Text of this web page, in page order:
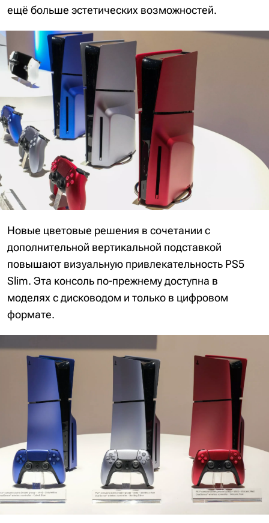
ещё больше эстетических возможностей.
Новые цветовые решения в сочетании с
дополнительной вертикальной подставкой
повышают визуальную привлекательность PS5
Slim. Эта консоль по-прежнему доступна в
моделях с дисководом и только в цифровом
формате.